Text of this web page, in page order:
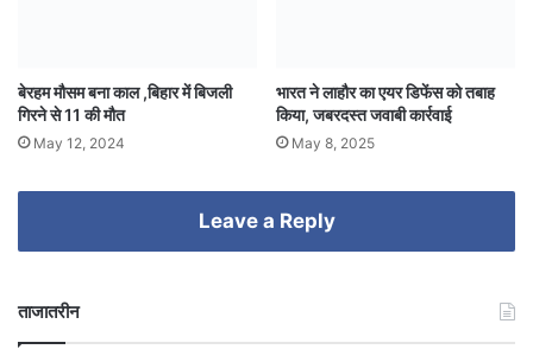
बेरहम मौसम बना काल ,बिहार में बिजली
गिरने से 11 की मौत
May 12, 2024
भारत ने लाहौर का एयर डिफेंस को तबाह
किया, जबरदस्त जवाबी कार्रवाई
May 8, 2025
Leave a Reply
ताजातरीन